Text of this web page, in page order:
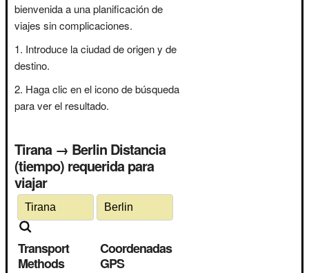
bienvenida a una planificación de
viajes sin complicaciones.
Introduce la ciudad de origen y de
destino.
Haga clic en el icono de búsqueda
para ver el resultado.
Tirana → Berlin Distancia
(tiempo) requerida para
viajar
Transport
Methods
Coordenadas
GPS